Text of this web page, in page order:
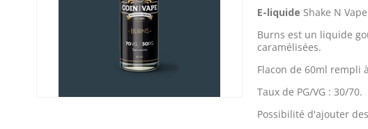
E-liquide Shake N
Burns est un liquide
caramélisées.
Flacon de 60ml rempli
Taux de PG/VG : 30/70.
Possibilité d'ajouter